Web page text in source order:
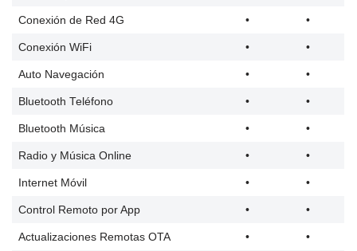
Conexión de Red 4G • •
Conexión WiFi • •
Auto Navegación • •
Bluetooth Teléfono • •
Bluetooth Música • •
Radio y Música Online • •
Internet Móvil • •
Control Remoto por App • •
Actualizaciones Remotas OTA • •